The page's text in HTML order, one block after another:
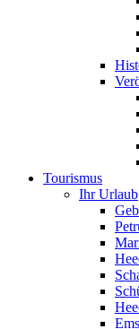
Tourismus
Ihr Urlaub
Ems